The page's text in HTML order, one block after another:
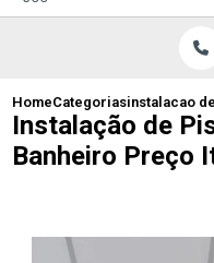
HomeCategoriasinstalacao
Instalação de
Banheiro Preço